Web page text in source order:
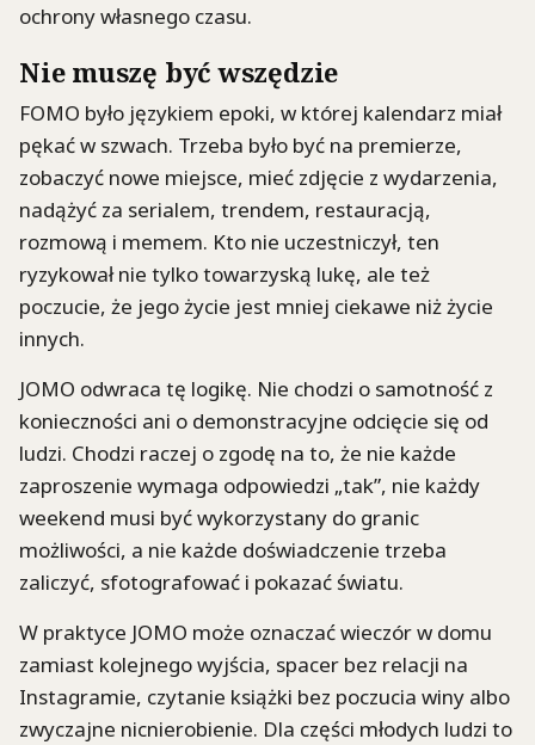
ochrony własnego czasu.
Nie muszę być wszędzie
FOMO było językiem epoki, w której kalendarz miał
pękać w szwach. Trzeba było być na premierze,
zobaczyć nowe miejsce, mieć zdjęcie z wydarzenia,
nadążyć za serialem, trendem, restauracją,
rozmową i memem. Kto nie uczestniczył, ten
ryzykował nie tylko towarzyską lukę, ale też
poczucie, że jego życie jest mniej ciekawe niż życie
innych.
JOMO odwraca tę logikę. Nie chodzi o samotność z
konieczności ani o demonstracyjne odcięcie się od
ludzi. Chodzi raczej o zgodę na to, że nie każde
zaproszenie wymaga odpowiedzi „tak”, nie każdy
weekend musi być wykorzystany do granic
możliwości, a nie każde doświadczenie trzeba
zaliczyć, sfotografować i pokazać światu.
W praktyce JOMO może oznaczać wieczór w domu
zamiast kolejnego wyjścia, spacer bez relacji na
Instagramie, czytanie książki bez poczucia winy albo
zwyczajne nicnierobienie. Dla części młodych ludzi to